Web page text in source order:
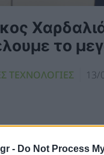
- Do Not Process
το
ΤΕΧΝΟΛΟΓΙΕΣ 13/